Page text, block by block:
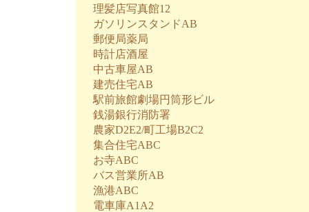
理髪店写真館12
ガソリンスタンドAB
郵便局薬局
時計店酒屋
中古車屋AB
建売住宅AB
駅前旅館劇場円筒形ビル
銭湯銀行消防署
農家D2E2/町工場B2C2
集合住宅ABC
お寺ABC
バス営業所AB
漁港ABC
電車庫A1A2